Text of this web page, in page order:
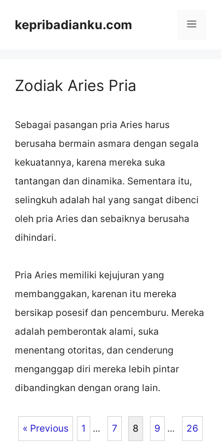
kepribadianku.com Menu
Zodiak Aries Pria
Sebagai pasangan pria Aries harus
berusaha bermain asmara dengan segala
kekuatannya, karena mereka suka
tantangan dan dinamika. Sementara itu,
selingkuh adalah hal yang sangat dibenci
oleh pria Aries dan sebaiknya berusaha
dihindari.
Pria Aries memiliki kejujuran yang
membanggakan, karenan itu mereka
bersikap posesif dan pencemburu. Mereka
adalah pemberontak alami, suka
menentang otoritas, dan cenderung
menganggap diri mereka lebih pintar
dibandingkan dengan orang lain.
« Previous 1 ... 7 8 9 ... 26